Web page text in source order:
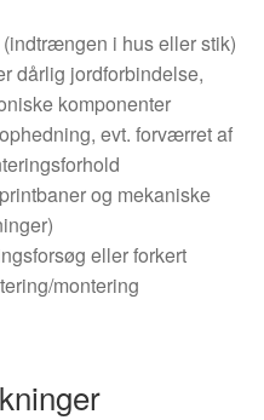
i hus eller stik)
dårlig jordforbindelse,
komponenter
evt. forværret af
og mekaniske
eller forkert
montering